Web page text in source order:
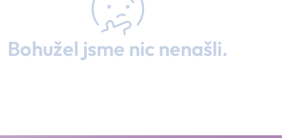
Bohužel jsme nic nenašli.